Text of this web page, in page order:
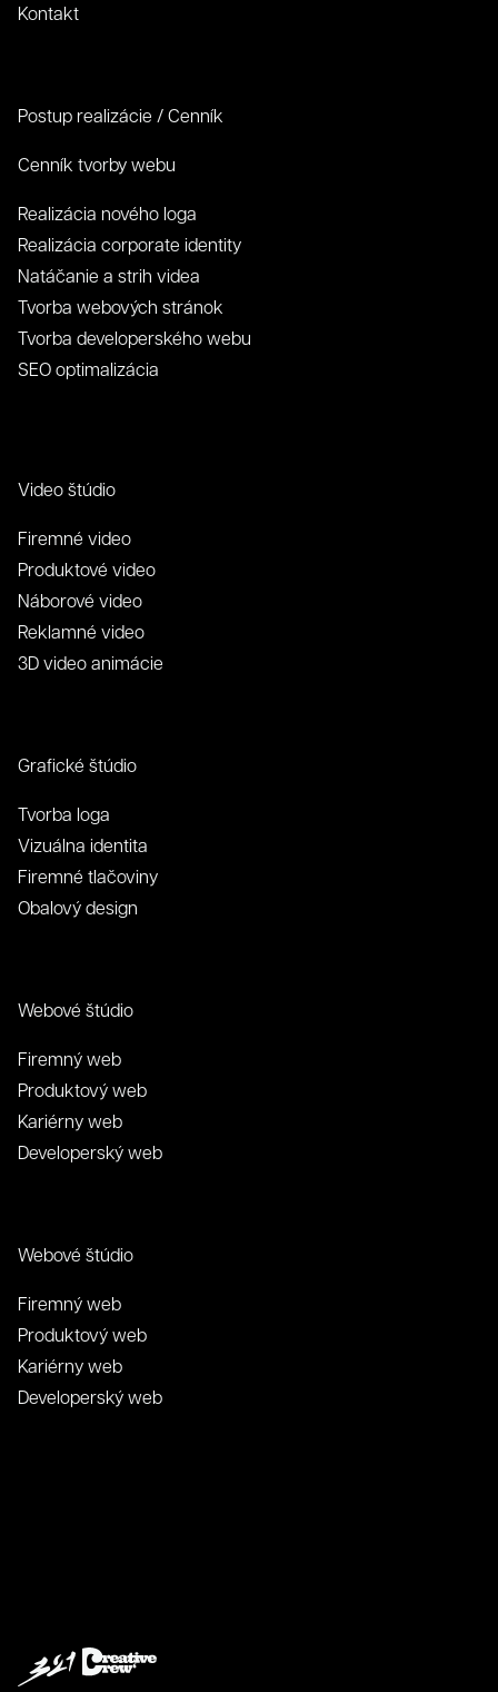
napíšte číslicami "tridvajedna":
Zavrieť
Kontakt
Postup realizácie / Cenník
Cenník tvorby webu
Realizácia nového loga
Realizácia corporate identity
Natáčanie a strih videa
Tvorba webových stránok
Tvorba developerského webu
SEO optimalizácia
Video štúdio
Firemné video
Produktové video
Náborové video
Reklamné video
3D video animácie
Grafické štúdio
Tvorba loga
Vizuálna identita
Firemné tlačoviny
Obalový design
Webové štúdio
Firemný web
Produktový web
Kariérny web
Developerský web
Webové štúdio
Firemný web
Produktový web
Kariérny web
Developerský web